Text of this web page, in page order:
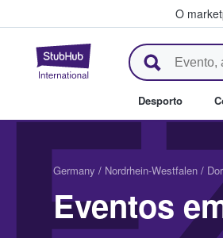
O
StubHub –
Desporto
Germany / Nordrhein-Westfalen /
Eventos